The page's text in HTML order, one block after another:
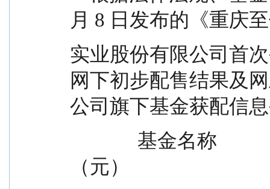
月 8 日发布的《重庆
实业股份有限公司首
网下初步配售结果及
公司旗下基金获配信
（元）